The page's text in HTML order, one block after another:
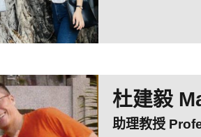
杜建毅
助理教授